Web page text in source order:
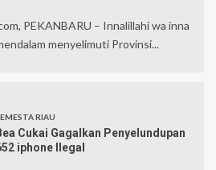
PEKANBARU – Innalillahi wa inna
menyelimuti Provinsi...
RIAU
Cukai Gagalkan Penyelundupan
iphone Ilegal